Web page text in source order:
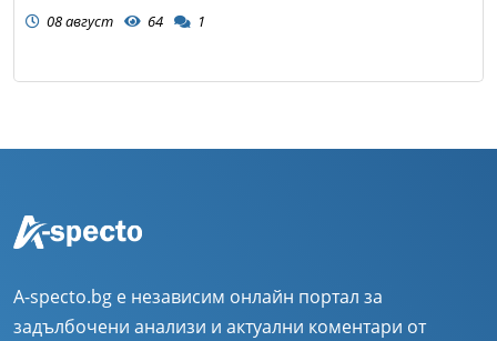
08 август 64 1
A-specto.bg е независим онлайн портал за
задълбочени анализи и актуални коментари от